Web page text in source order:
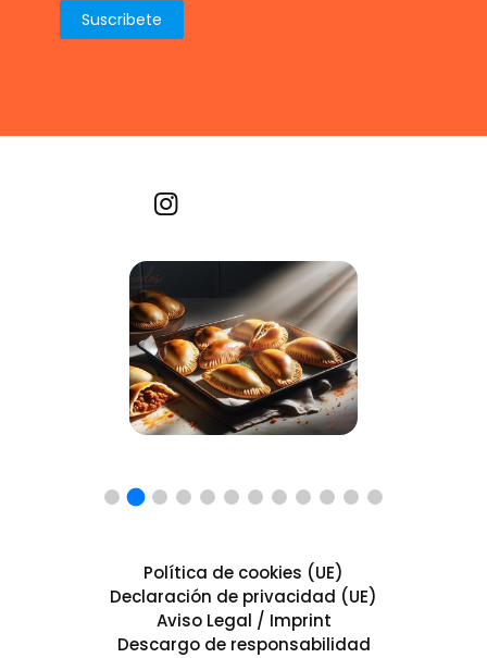
Política de cookies (UE)
Declaración de privacidad (UE)
Aviso Legal / Imprint
Descargo de responsabilidad